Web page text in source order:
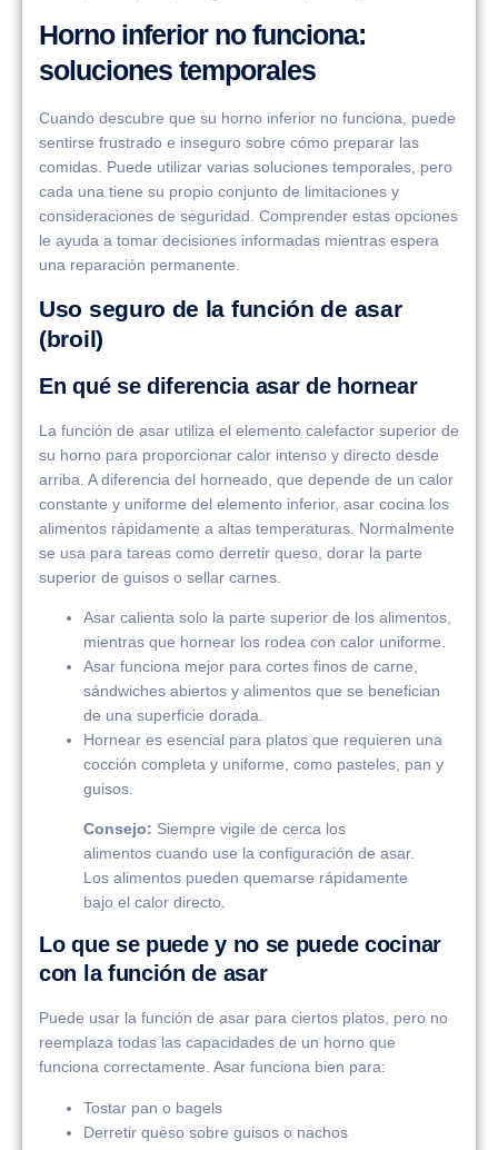
Horno inferior no funciona:
soluciones temporales
Cuando descubre que su horno inferior no funciona, puede
sentirse frustrado e inseguro sobre cómo preparar las
comidas. Puede utilizar varias soluciones temporales, pero
cada una tiene su propio conjunto de limitaciones y
consideraciones de seguridad. Comprender estas opciones
le ayuda a tomar decisiones informadas mientras espera
una reparación permanente.
Uso seguro de la función de asar
(broil)
En qué se diferencia asar de hornear
La función de asar utiliza el elemento calefactor superior de
su horno para proporcionar calor intenso y directo desde
arriba. A diferencia del horneado, que depende de un calor
constante y uniforme del elemento inferior, asar cocina los
alimentos rápidamente a altas temperaturas. Normalmente
se usa para tareas como derretir queso, dorar la parte
superior de guisos o sellar carnes.
Asar calienta solo la parte superior de los alimentos,
mientras que hornear los rodea con calor uniforme.
Asar funciona mejor para cortes finos de carne,
sándwiches abiertos y alimentos que se benefician
de una superficie dorada.
Hornear es esencial para platos que requieren una
cocción completa y uniforme, como pasteles, pan y
guisos.
Consejo: Siempre vigile de cerca los
alimentos cuando use la configuración de asar.
Los alimentos pueden quemarse rápidamente
bajo el calor directo.
Lo que se puede y no se puede cocinar
con la función de asar
Puede usar la función de asar para ciertos platos, pero no
reemplaza todas las capacidades de un horno que
funciona correctamente. Asar funciona bien para:
Tostar pan o bagels
Derretir queso sobre guisos o nachos